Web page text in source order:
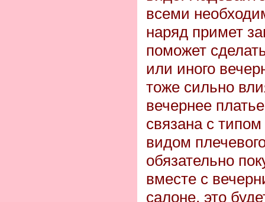
всеми
наряд примет
поможет
или иного
тоже сильно
вечернее
связана с
видом
обязательно
вместе с
салоне, это